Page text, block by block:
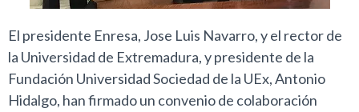
El presidente Enresa, Jose Luis Navarro, y el rector de
la Universidad de Extremadura, y presidente de la
Fundación Universidad Sociedad de la UEx, Antonio
Hidalgo, han firmado un convenio de colaboración